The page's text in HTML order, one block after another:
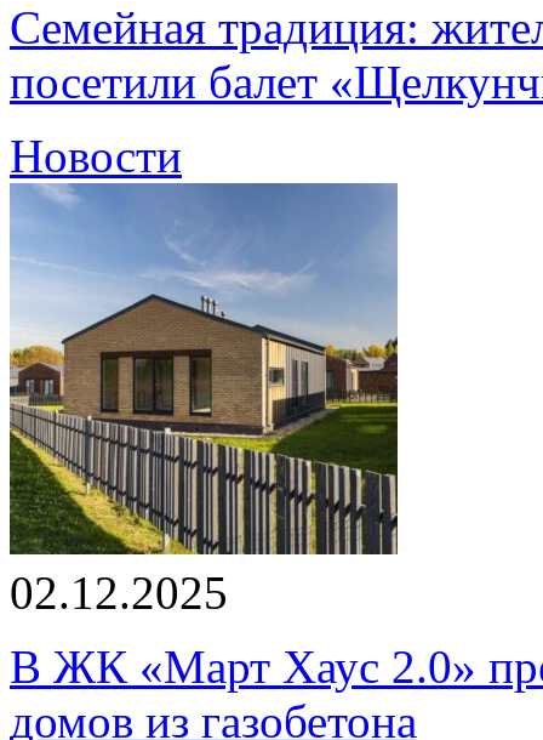
Семейная традиция:
посетили балет
Новости
02.12.2025
В ЖК «Март Хаус 2.0»
домов из газобетона